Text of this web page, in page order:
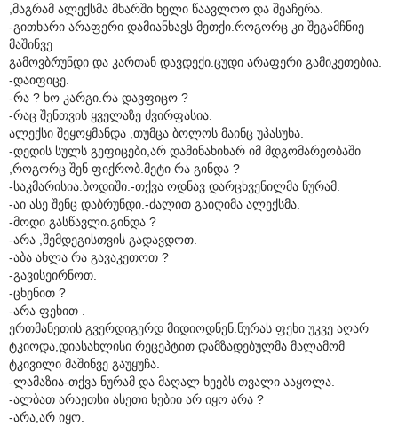
,მაგრამ ალექსმა მხარში ხელი წაავლოო და შეაჩერა.
-გითხარი არაფერი დამიანხავს მეთქი.როგორც კი შეგამჩნიე
მაშინვე
გამოვბრუნდი და კართან დავდექი.ცუდი არაფერი გამიკეთებია.
-დაიფიცე.
-რა ? ხო კარგი.რა დავფიცო ?
-რაც შენთვის ყველაზე ძვირფასია.
ალექსი შეყოყმანდა ,თუმცა ბოლოს მაინც უპასუხა.
-დედის სულს გეფიცები,არ დამინახიხარ იმ მდგომარეობაში
,როგორც შენ ფიქრობ.მეტი რა გინდა ?
-საკმარისია.ბოდიში.-თქვა ოდნავ დარცხვენილმა ნურამ.
-აი ასე შენც დაბრუნდი.-ძალით გაიღიმა ალექსმა.
-მოდი გასწავლი.გინდა ?
-არა ,შემდეგისთვის გადავდოთ.
-აბა ახლა რა გავაკეთოთ ?
-გავისეირნოთ.
-ცხენით ?
-არა ფეხით .
ერთმანეთის გვერდიგერდ მიდიოდნენ.ნურას ფეხი უკვე აღარ
ტკიოდა,დიასახლისი რეცეპტით დამზადებულმა მალამომ
ტკივილი მაშინვე გაუყუჩა.
-ლამაზია-თქვა ნურამ და მაღალ ხეებს თვალი ააყოლა.
-ალბათ არაეთსი ასეთი ხებიი არ იყო არა ?
-არა,არ იყო.